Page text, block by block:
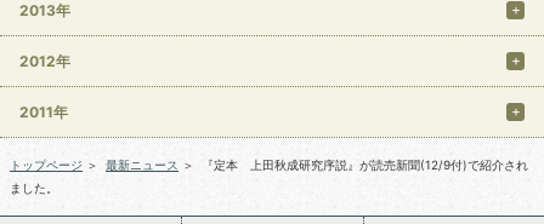
2013年
2012年
2011年
トップページ ＞ 最新ニュース ＞
『定本 上田秋成研究序説』が読売新聞(12/9付)で紹介され
ました。